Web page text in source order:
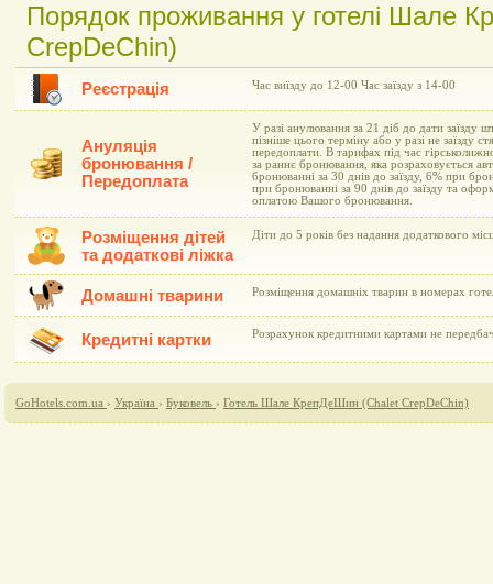
Порядок проживання у готелі Шале
CrepDeChin)
Реєстрація Час виїзду до 12-00 Час заїзду з 14-00
Ануляція
бронювання /
Передоплата
У разі анулювання за 21 діб до дати заїзду
пізніше цього терміну або у разі не заїзду
передоплати. В тарифах під час
за раннє бронювання, яка розраховується
бронюванні за 30 днів до заїзду, 6% при
при бронюванні за 90 днів до заїзду та
оплатою Вашого бронювання.
Розміщення дітей
та додаткові ліжка
Діти до 5 років без надання додаткового
Домашні тварини Розміщення домашніх тварин в номерах
Кредитні картки Розрахунок кредитними картами не
GoHotels.com.ua › Україна › Буковель › Готель Шале КрепДеШин (Сhalet CrepDeChin)